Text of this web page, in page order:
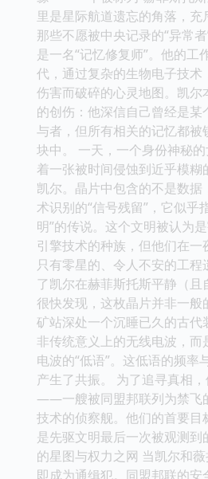
里是星际航道遗忘的角落，
那些不愿被中央记录的“异常者
是一名“记忆修复师”。他的工
代，通过复杂的生物电子技
伤害而破碎的心灵地图。凯
的创伤：他深信自己曾经是
与者，但所有相关的记忆都
块中。 一天，一个身份神秘
着一张被时间侵蚀到近乎模糊
凯尔。晶片中包含的不是数
术识别的“信号残留”，它似乎
明”的传说。这个文明被认为
引擎技术的种族，但他们在
只有零星的、令人不安的工
了凯尔在赫菲斯托斯平静（
很快发现，这枚晶片并非一
矿站深处一个沉睡已久的古
非传统意义上的无线电波，
电波的“低语”。这低语的频率
产生了共振。 为了追寻真相
——一艘被同盟邦联列为禁飞
技术的侦察舰。他们的首要目
是先驱文明最后一次被观测
的星图与权力之网 当凯尔和
即成为通缉犯。同盟邦联的